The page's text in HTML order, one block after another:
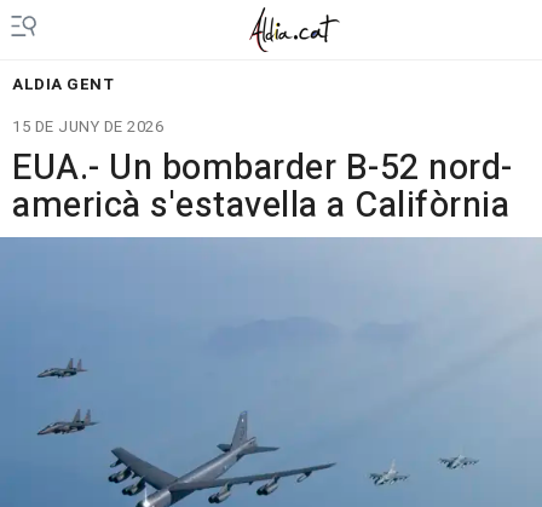
ALDIA GENT
15 DE JUNY DE 2026
EUA.- Un bombarder B-52 nord-
americà s'estavella a Califòrnia